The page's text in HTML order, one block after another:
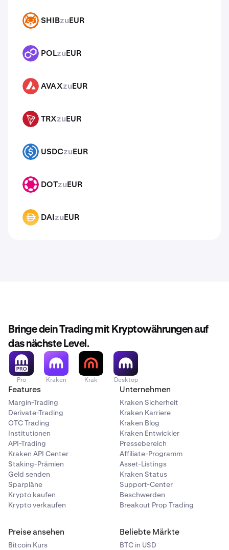
SHIB SHIBzuEUR
POL POLzuEUR
AVAX AVAXzuEUR
TRX TRXzuEUR
USDC USDCzuEUR
DOTzuEUR
DAI DAIzuEUR
Bringe dein Trading mit Kryptowährungen auf
das nächste Level.
Pro Kraken Krak Desktop
Features
Margin-Trading
Derivate-Trading
OTC Trading
Institutionen
API-Trading
Kraken API Center
Staking-Prämien
Geld senden
Sparpläne
Krypto kaufen
Krypto verkaufen
Unternehmen
Kraken Sicherheit
Kraken Karriere
Kraken Blog
Kraken Entwickler
Pressebereich
Affiliate-Programm
Asset-Listings
Kraken Status
Support-Center
Beschwerden
Breakout Prop Trading
Preise ansehen
Bitcoin Kurs
Beliebte Märkte
BTC in USD